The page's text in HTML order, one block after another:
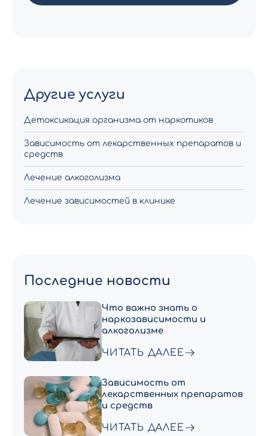
Другие услуги
Детоксикация организма от наркотиков
Зависимость от лекарственных препаратов и
средств
Лечение алкоголизма
Лечение зависимостей в клинике
Последние новости
Что важно знать о
наркозависимости и
алкоголизме
ЧИТАТЬ ДАЛЕЕ
Зависимость от
лекарственных препаратов
и средств
ЧИТАТЬ ДАЛЕЕ